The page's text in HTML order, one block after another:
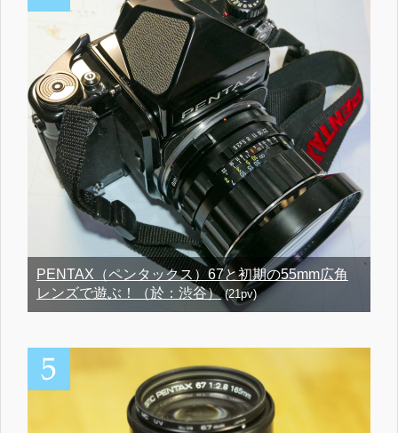
PENTAX（ペンタックス）67と初期の55mm広角
レンズで遊ぶ！（於：渋谷）(21pv)